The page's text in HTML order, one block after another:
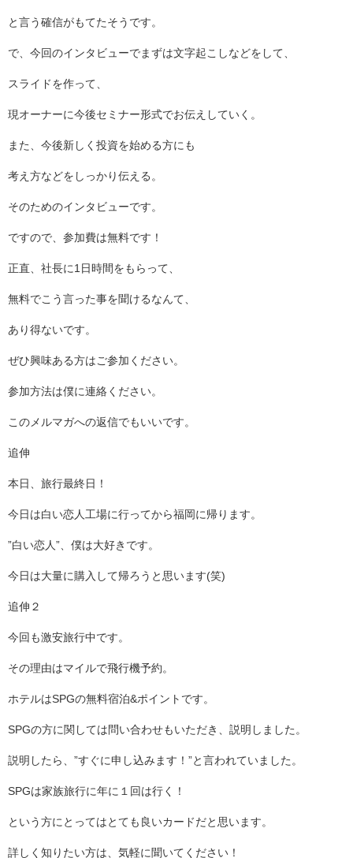
と言う確信がもてたそうです。
で、今回のインタビューでまずは文字起こしなどをして、
スライドを作って、
現オーナーに今後セミナー形式でお伝えしていく。
また、今後新しく投資を始める方にも
考え方などをしっかり伝える。
そのためのインタビューです。
ですので、参加費は無料です！
正直、社長に1日時間をもらって、
無料でこう言った事を聞けるなんて、
あり得ないです。
ぜひ興味ある方はご参加ください。
参加方法は僕に連絡ください。
このメルマガへの返信でもいいです。
追伸
本日、旅行最終日！
今日は白い恋人工場に行ってから福岡に帰ります。
”白い恋人”、僕は大好きです。
今日は大量に購入して帰ろうと思います(笑)
追伸２
今回も激安旅行中です。
その理由はマイルで飛行機予約。
ホテルはSPGの無料宿泊&ポイントです。
SPGの方に関しては問い合わせもいただき、説明しました。
説明したら、”すぐに申し込みます！”と言われていました。
SPGは家族旅行に年に１回は行く！
という方にとってはとても良いカードだと思います。
詳しく知りたい方は、気軽に聞いてください！